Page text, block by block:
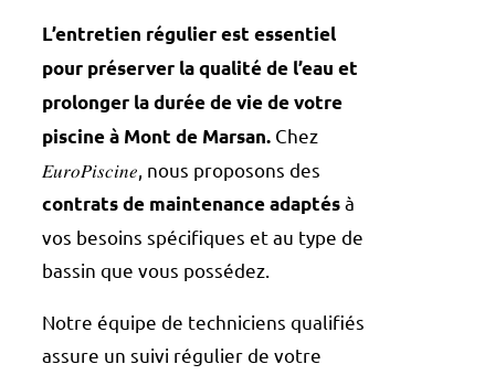
L’entretien régulier est essentiel
pour préserver la qualité de l’eau et
prolonger la durée de vie de votre
piscine à Mont de Marsan. Chez
𝐸𝑢𝑟𝑜𝑃𝑖𝑠𝑐𝑖𝑛𝑒, nous proposons des
contrats de maintenance adaptésà
vos besoins spécifiques et au type de
bassin que vous possédez.
Notre équipe de techniciens qualifiés
assure un suivi régulier de votre